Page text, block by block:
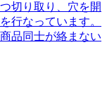
切り取り、穴を開
行なっています。
品同士が絡まない